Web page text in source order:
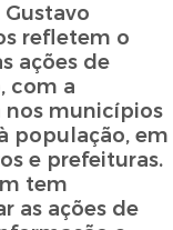
refletem o
ações de
com a
nos municípios
população, em
e prefeituras.
tem
as ações de